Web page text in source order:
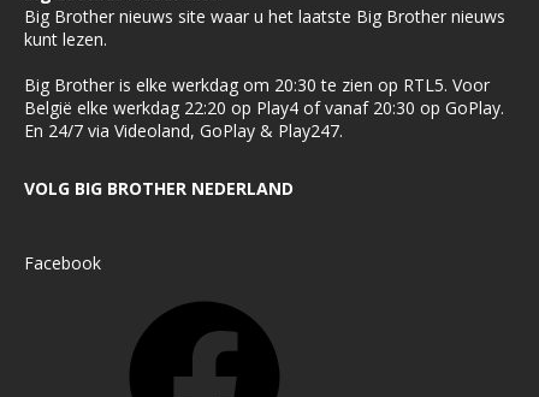
Big Brother nieuws site waar u het laatste Big Brother nieuws
kunt lezen.
Big Brother is elke werkdag om 20:30 te zien op RTL5. Voor
België elke werkdag 22:20 op Play4 of vanaf 20:30 op GoPlay.
En 24/7 via Videoland, GoPlay & Play247.
VOLG BIG BROTHER NEDERLAND
Facebook